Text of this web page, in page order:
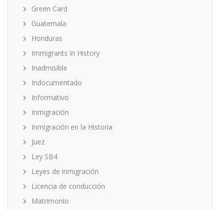
Green Card
Guatemala
Honduras
Immigrants in History
Inadmisible
Indocumentado
Informativo
Inmigración
Inmigración en la Historia
Juez
Ley SB4
Leyes de inmigración
Licencia de conducción
Matrimonio